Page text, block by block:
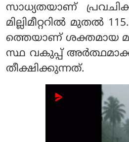
സാധ്യതയാണ്
മില്ലിമീറ്ററില്‍ മുതല്‍
ത്തെയാണ് ശക്തമായ
സ്ഥ വകുപ്പ്
തീക്ഷിക്കുന്നത്.